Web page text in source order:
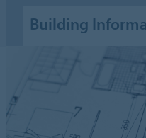
Building